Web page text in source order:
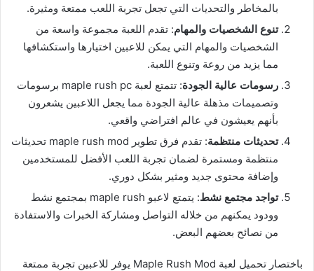
بالمخاطر والتحديات التي تجعل تجربة اللعب ممتعة ومثيرة.
تنوع الشخصيات والمهام: تقدم اللعبة مجموعة واسعة من
الشخصيات والمهام التي يمكن للاعبين اختيارها واستكشافها
مما يزيد من روعة وتنوع اللعبة.
رسومات عالية الجودة
: تتمتع لعبة maple rush pc برسومات
وتصميمات مذهلة عالية الجودة مما يجعل اللاعبين يشعرون
بأنهم يعيشون في عالم افتراضي واقعي.
تحديثات منتظمة
: تقدم فرق تطوير maple rush mod تحديثات
منتظمة ومستمرة لضمان تجربة اللعب الأفضل للمستخدمين
وإضافة محتوى جديد ومثير بشكل دوري.
تواجد مجتمع نشط
: يتمتع لاعبو maple rush بمجتمع نشط
وودود يمكنهم من خلاله التواصل ومشاركة الخبرات والاستفادة
من نصائح بعضهم البعض.
باختصار تحميل لعبة Maple Rush Mod يوفر للاعبين تجربة ممتعة